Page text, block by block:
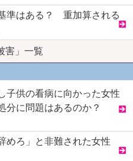
準はある？ 重加算される
害」一覧
子供の看病に向かった女性
に問題はあるのか？
めろ」と非難された女性